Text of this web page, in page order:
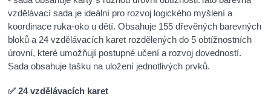
vzdělávací sada je ideální pro rozvoj logického myšlení a
koordinace ruka-oko u dětí. Obsahuje 155 dřevěných barevných
bloků a 24 vzdělávacích karet rozdělených do 5 obtížnostních
úrovní, které umožňují postupné učení a rozvoj dovedností.
Sada obsahuje tašku na uložení jednotlivých prvků.
✅ 24 vzdělávacích karet